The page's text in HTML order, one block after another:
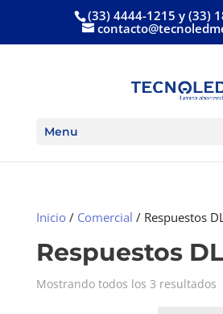
(33) 4444-1215 y (33)
Menu
Inicio/ Comercial / Respuestos
Respuestos
Mostrando todos los 3 resultados